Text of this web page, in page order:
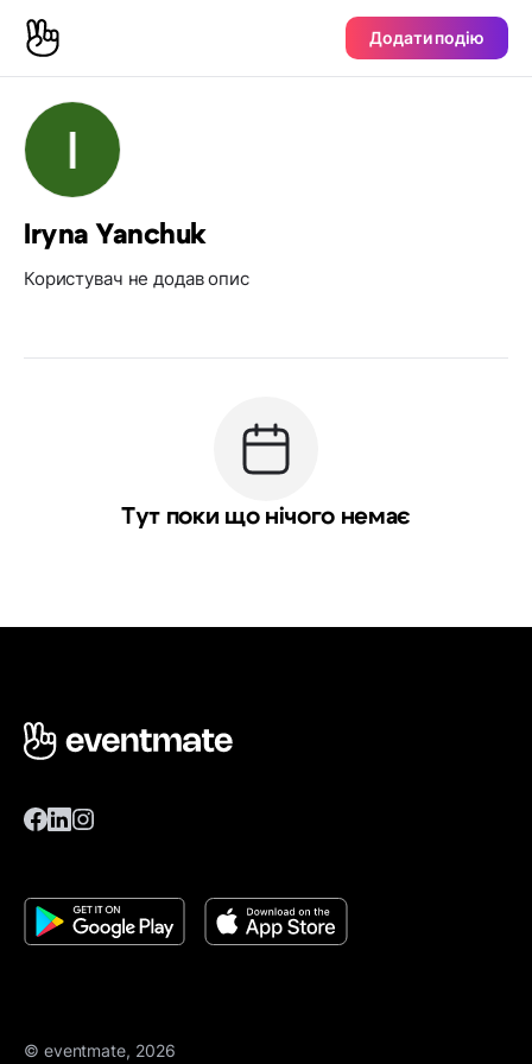
Додати подію
Iryna Yanchuk
Користувач не додав опис
Тут поки що нічого немає
© eventmate, 2026